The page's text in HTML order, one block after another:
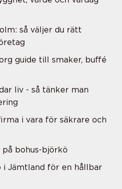
så väljer du rätt
guide till smaker, buffé
liv - så tänker man
i vara för säkrare och
på bohus-björkö
i Jämtland för en hållbar